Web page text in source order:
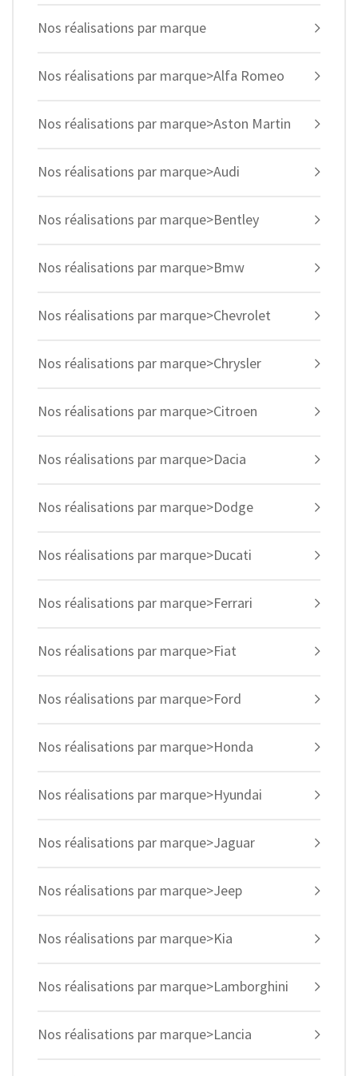
Nos réalisations par marque
Nos réalisations par marque>Alfa Romeo
Nos réalisations par marque>Aston Martin
Nos réalisations par marque>Audi
Nos réalisations par marque>Bentley
Nos réalisations par marque>Bmw
Nos réalisations par marque>Chevrolet
Nos réalisations par marque>Chrysler
Nos réalisations par marque>Citroen
Nos réalisations par marque>Dacia
Nos réalisations par marque>Dodge
Nos réalisations par marque>Ducati
Nos réalisations par marque>Ferrari
Nos réalisations par marque>Fiat
Nos réalisations par marque>Ford
Nos réalisations par marque>Honda
Nos réalisations par marque>Hyundai
Nos réalisations par marque>Jaguar
Nos réalisations par marque>Jeep
Nos réalisations par marque>Kia
Nos réalisations par marque>Lamborghini
Nos réalisations par marque>Lancia